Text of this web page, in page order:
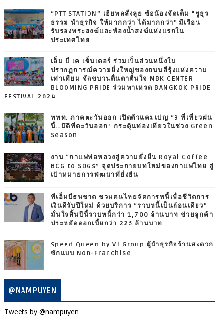
“PTT STATION” เฮียพลสั่งลุย ซ้อน้องจัดเต็ม "ชูธุร
ธรรม นำธุรกิจ ให้มากกว่า ได้มากกว่า" มีเรือน
รับรองพระสงฆ์และห้องน้ำสงฆ์แห่งแรกใน
ประเทศไทย
เอ็ม บี เค เซ็นเตอร์ ร่วมเป็นส่วนหนึ่งใน
ปรากฏการณ์ความยิ่งใหญ่ของถนนสีรุ้งแห่งความ
เท่าเทียม จัดขบวนตื่นตาตื่นใจ MBK CENTER
BLOOMING PRIDE ร่วมพาเหรด BANGKOK PRIDE
FESTIVAL 2024
ททท. ภาคตะวันออก เปิดตัวแคมเปญ “9 ที่เที่ยวฝน
นี้…มีดีที่ตะวันออก” กระตุ้นท่องเที่ยวในช่วง Green
Season
งาน “กาแฟพ่อหลวงสู่ความยั่งยืน Royal Coffee
BCG to SDGs” จุดประกายบทใหม่ของกาแฟไทย สู่
เป้าหมายการพัฒนาที่ยั่งยืน
ทีเอ็มบีธนชาต ชวนคนไทยจัดการหนี้เพื่อชีวิตการ
เงินดีรับปีใหม่ ด้วยบริการ “รวบหนี้เป็นก้อนเดียว”
มั่นใจสิ้นปีนี้รวบหนี้กว่า 1,700 ล้านบาท ช่วยลูกค้า
ประหยัดดอกเบี้ยกว่า 225 ล้านบาท
Speed Queen by VJ Group ผู้นำธุรกิจร้านสะดวก
ซักแบบ Non-Franchise
@NAMPUYEN
Tweets by @nampuyen